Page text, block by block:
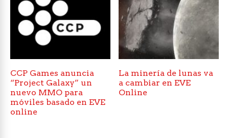
CCP Games anuncia
“Project Galaxy” un
nuevo MMO para
móviles basado en EVE
online
La minería de lunas va
a cambiar en EVE
Online